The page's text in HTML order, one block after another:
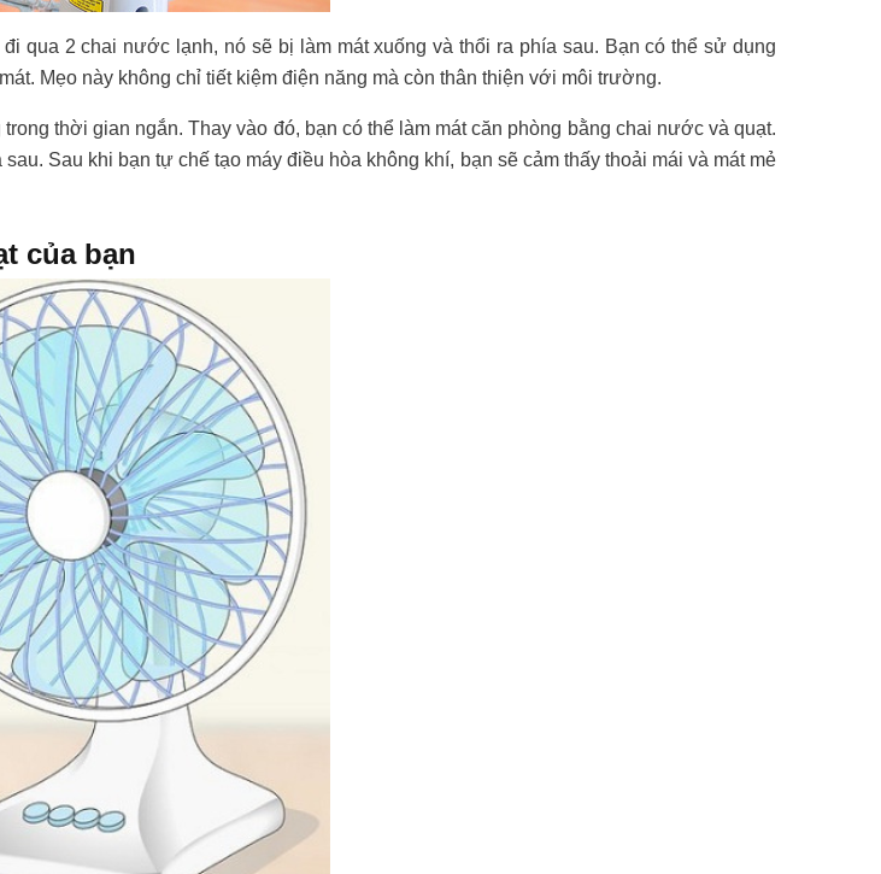
qua 2 chai nước lạnh, nó sẽ bị làm mát xuống và thổi ra phía sau. Bạn có thể sử dụng
Mẹo này không chỉ tiết kiệm điện năng mà còn thân thiện với môi trường.
thời gian ngắn. Thay vào đó, bạn có thể làm mát căn phòng bằng chai nước và quạt.
Sau khi bạn tự chế tạo máy điều hòa không khí, bạn sẽ cảm thấy thoải mái và mát mẻ
của bạn